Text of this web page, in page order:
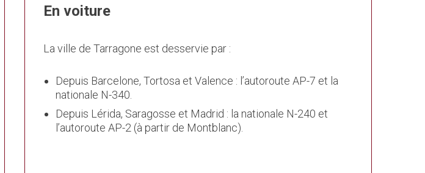
En voiture
La ville de Tarragone est desservie par :
Depuis Barcelone, Tortosa et Valence : l’autoroute AP-7 et la
nationale N-340.
Depuis Lérida, Saragosse et Madrid : la nationale N-240 et
l’autoroute AP-2 (à partir de Montblanc).